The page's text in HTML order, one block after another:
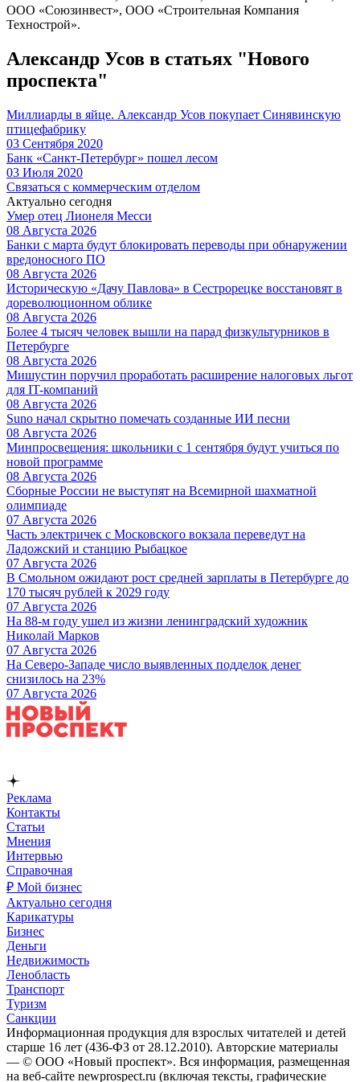
ООО «Союзинвест», ООО «Строительная Компания
Технострой».
Александр Усов в статьях "Нового
проспекта"
Миллиарды в яйце. Александр Усов покупает Синявинскую
птицефабрику
03 Сентября 2020
Банк «Санкт-Петербург» пошел лесом
03 Июля 2020
Связаться с коммерческим отделом
Актуально сегодня
Умер отец Лионеля Месси
08 Августа 2026
Банки с марта будут блокировать переводы при обнаружении
вредоносного ПО
08 Августа 2026
Историческую «Дачу Павлова» в Сестрорецке восстановят в
дореволюционном облике
08 Августа 2026
Более 4 тысяч человек вышли на парад физкультурников в
Петербурге
08 Августа 2026
Мишустин поручил проработать расширение налоговых льгот
для IT-компаний
08 Августа 2026
Suno начал скрытно помечать созданные ИИ песни
08 Августа 2026
Минпросвещения: школьники с 1 сентября будут учиться по
новой программе
08 Августа 2026
Сборные России не выступят на Всемирной шахматной
олимпиаде
07 Августа 2026
Часть электричек с Московского вокзала переведут на
Ладожский и станцию Рыбацкое
07 Августа 2026
В Смольном ожидают рост средней зарплаты в Петербурге до
170 тысяч рублей к 2029 году
07 Августа 2026
На 88-м году ушел из жизни ленинградский художник
Николай Марков
07 Августа 2026
На Северо-Западе число выявленных подделок денег
снизилось на 23%
07 Августа 2026
Реклама
Контакты
Статьи
Мнения
Интервью
Справочная
₽ Мой бизнес
Актуально сегодня
Карикатуры
Бизнес
Деньги
Недвижимость
Ленобласть
Транспорт
Туризм
Санкции
Информационная продукция для взрослых читателей и детей
старше 16 лет (436-ФЗ от 28.12.2010). Авторские материалы
— © ООО «Новый проспект». Вся информация, размещенная
на веб-сайте newprospect.ru (включая тексты, графические